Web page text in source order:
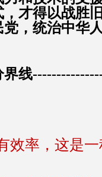
才得以战胜
，统治中华
线
效率，这是